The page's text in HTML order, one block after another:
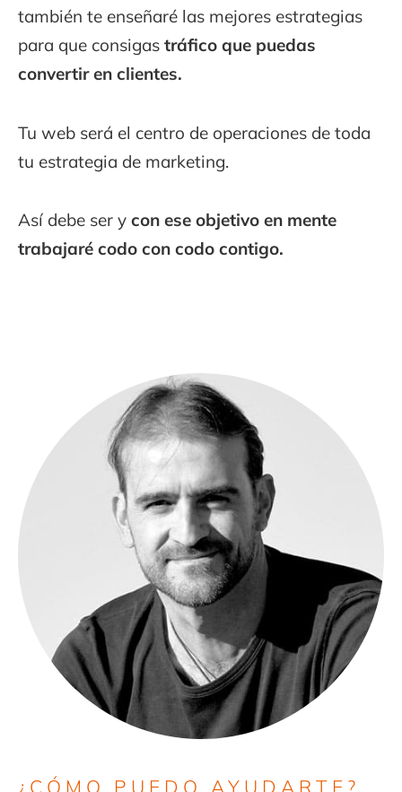
también te enseñaré las mejores estrategias
para que consigas tráfico que puedas
convertir en clientes.
Tu web será el centro de operaciones de toda
tu estrategia de marketing.
Así debe ser y con ese objetivo en mente
trabajaré codo con codo contigo.
¿CÓMO PUEDO AYUDARTE?